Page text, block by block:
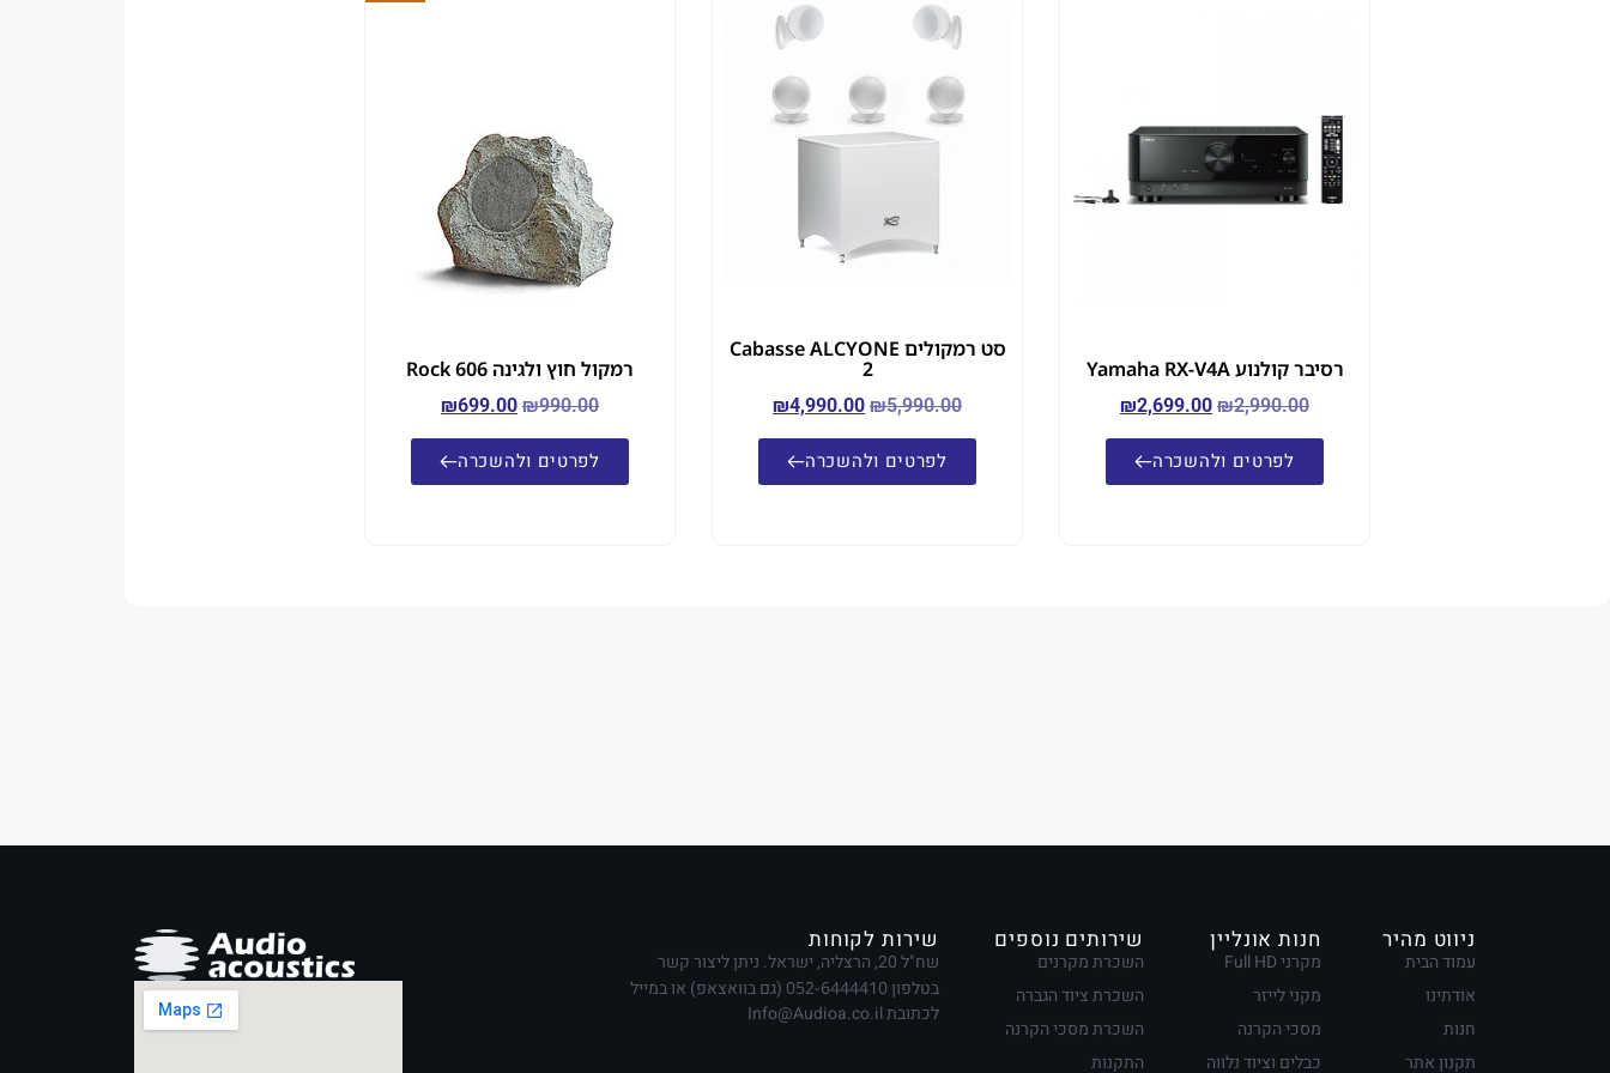
רסיבר קולנוע Yamaha RX-V4A
₪2,990.00
₪2,699.00
לפרטים ולהשכרה
סט רמקולים Cabasse ALCYONE
2
₪5,990.00
₪4,990.00
לפרטים ולהשכרה
רמקול חוץ ולגינה Rock 606
₪990.00
₪699.00
לפרטים ולהשכרה
ניווט מהיר
עמוד הבית
אודתינו
חנות
תקנון אתר
חנות אונליין
מקרני Full HD
מקני לייזר
מסכי הקרנה
כבלים וציוד נלווה
שירותים נוספים
השכרת מקרנים
השכרת ציוד הגברה
השכרת מסכי הקרנה
התקנות
שירות לקוחות
שח"ל 20, הרצליה, ישראל. ניתן ליצור קשר
בטלפון 052-6444410 (גם בוואצאפ) או במייל
לכתובת Info@Audioa.co.il